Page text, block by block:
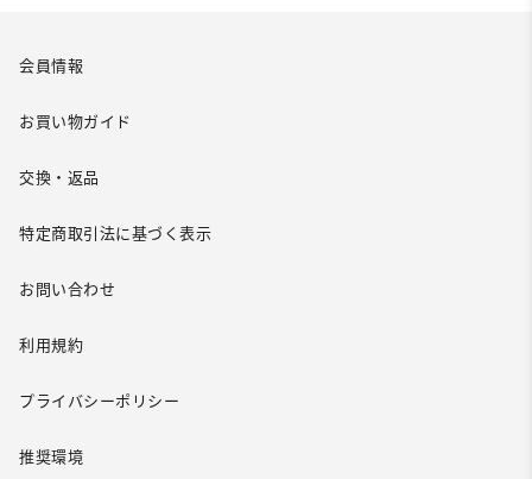
会員情報
お買い物ガイド
交換・返品
特定商取引法に基づく表示
お問い合わせ
利用規約
プライバシーポリシー
推奨環境